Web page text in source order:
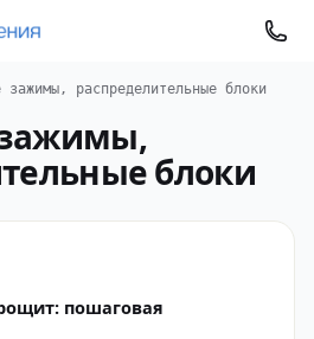
зажимы, распределительные блоки
блоки
пошаговая